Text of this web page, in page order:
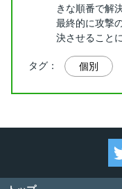
きな順番で解
最終的に攻撃
決させること
タグ： 個別